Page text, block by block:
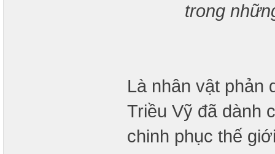
trong
Là nhân vật phản
Triều Vỹ đã dành
chinh phục thế